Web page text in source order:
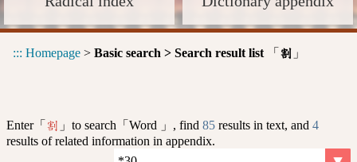
::: Homepage > Basic search > Search result list 「 割 」
Enter「 割 」to search「Word 」, find 85 results in text, and 4
results of related information in appendix.